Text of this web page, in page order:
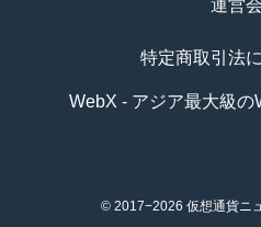
運営
特定商取引法
WebX - アジア最大級の
© 2017−2026 仮想通貨ニ